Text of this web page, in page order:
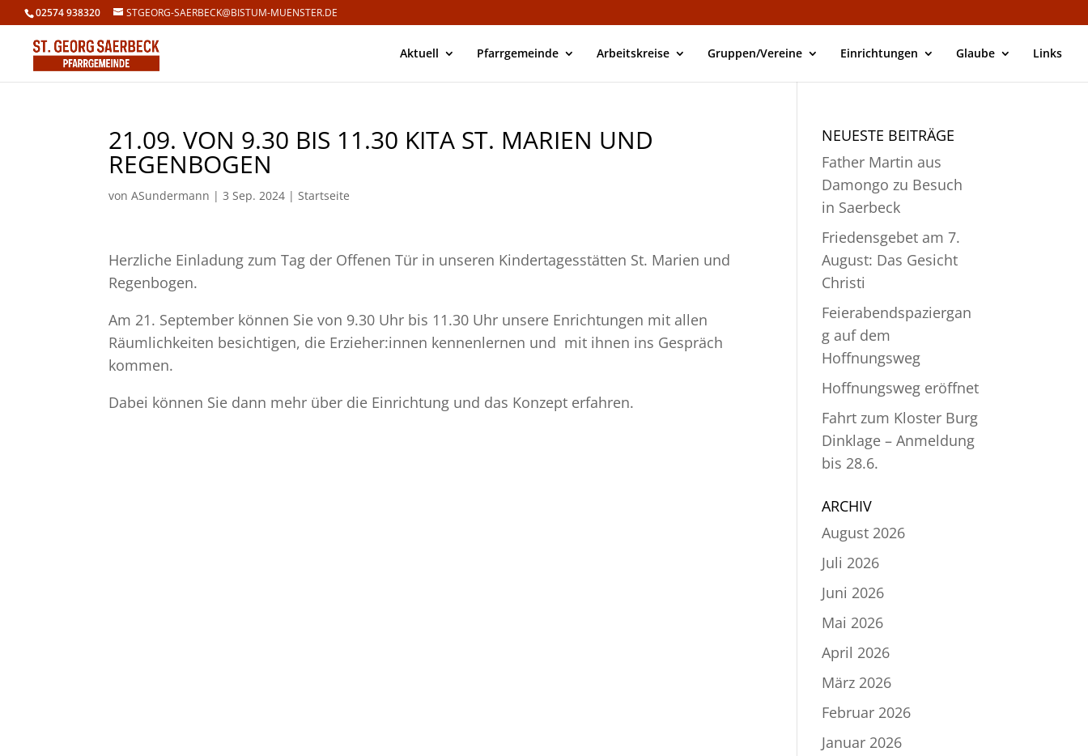
02574 938320 STGEORG-SAERBECK@BISTUM-MUENSTER.DE
Aktuell Pfarrgemeinde Arbeitskreise Gruppen/Vereine Einrichtungen Glaube Links
21.09. VON 9.30 BIS 11.30 KITA ST. MARIEN UND
REGENBOGEN
vonASundermann |3 Sep. 2024 |Startseite
Herzliche Einladung zum Tag der Offenen Tür in unseren Kindertagesstätten St. Marien und
Regenbogen.
Am 21. September können Sie von 9.30 Uhr bis 11.30 Uhr unsere Enrichtungen mit allen
Räumlichkeiten besichtigen, die Erzieher:innen kennenlernen und mit ihnen ins Gespräch
kommen.
Dabei können Sie dann mehr über die Einrichtung und das Konzept erfahren.
NEUESTE BEITRÄGE
Father Martin aus
Damongo zu Besuch
in Saerbeck
Friedensgebet am 7.
August: Das Gesicht
Christi
Feierabendspaziergan
g auf dem
Hoffnungsweg
Hoffnungsweg eröffnet
Fahrt zum Kloster Burg
Dinklage – Anmeldung
bis 28.6.
ARCHIV
August 2026
Juli 2026
Juni 2026
Mai 2026
April 2026
März 2026
Februar 2026
Januar 2026